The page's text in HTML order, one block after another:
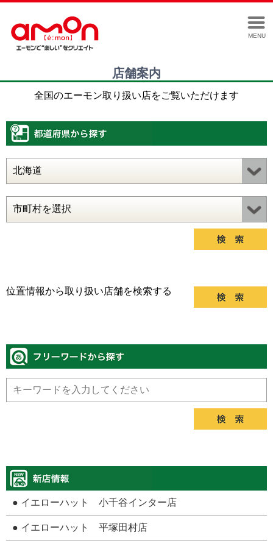
MENU
店舗案内
全国のエーモン取り扱い店をご覧いただけます
位置情報から取り扱い店舗を検索する
● イエローハット 小千谷インター店
● イエローハット 平塚田村店